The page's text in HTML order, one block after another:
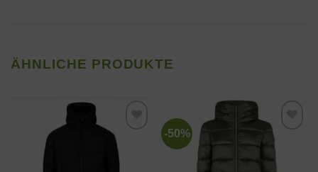
ÄHNLICHE PRODUKTE
Zur
Wunschliste
-50%